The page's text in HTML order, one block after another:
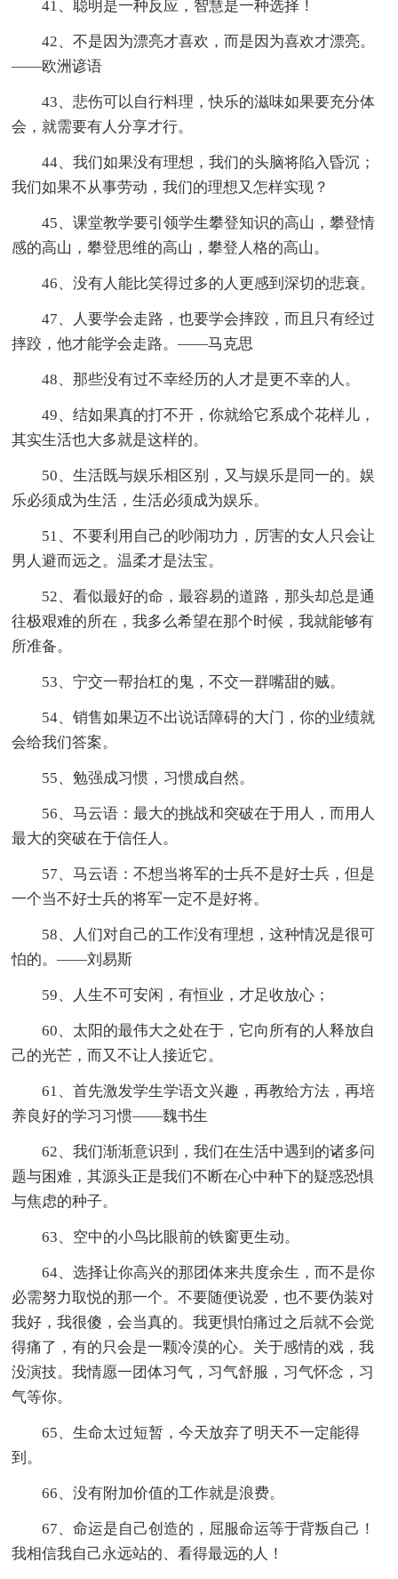
41、聪明是一种反应，智慧是一种选择！
42、不是因为漂亮才喜欢，而是因为喜欢才漂亮。
——欧洲谚语
43、悲伤可以自行料理，快乐的滋味如果要充分体
会，就需要有人分享才行。
44、我们如果没有理想，我们的头脑将陷入昏沉；
我们如果不从事劳动，我们的理想又怎样实现？
45、课堂教学要引领学生攀登知识的高山，攀登情
感的高山，攀登思维的高山，攀登人格的高山。
46、没有人能比笑得过多的人更感到深切的悲衰。
47、人要学会走路，也要学会摔跤，而且只有经过
摔跤，他才能学会走路。——马克思
48、那些没有过不幸经历的人才是更不幸的人。
49、结如果真的打不开，你就给它系成个花样儿，
其实生活也大多就是这样的。
50、生活既与娱乐相区别，又与娱乐是同一的。娱
乐必须成为生活，生活必须成为娱乐。
51、不要利用自己的吵闹功力，厉害的女人只会让
男人避而远之。温柔才是法宝。
52、看似最好的命，最容易的道路，那头却总是通
往极艰难的所在，我多么希望在那个时候，我就能够有
所准备。
53、宁交一帮抬杠的鬼，不交一群嘴甜的贼。
54、销售如果迈不出说话障碍的大门，你的业绩就
会给我们答案。
55、勉强成习惯，习惯成自然。
56、马云语：最大的挑战和突破在于用人，而用人
最大的突破在于信任人。
57、马云语：不想当将军的士兵不是好士兵，但是
一个当不好士兵的将军一定不是好将。
58、人们对自己的工作没有理想，这种情况是很可
怕的。——刘易斯
59、人生不可安闲，有恒业，才足收放心；
60、太阳的最伟大之处在于，它向所有的人释放自
己的光芒，而又不让人接近它。
61、首先激发学生学语文兴趣，再教给方法，再培
养良好的学习习惯——魏书生
62、我们渐渐意识到，我们在生活中遇到的诸多问
题与困难，其源头正是我们不断在心中种下的疑惑恐惧
与焦虑的种子。
63、空中的小鸟比眼前的铁窗更生动。
64、选择让你高兴的那团体来共度余生，而不是你
必需努力取悦的那一个。不要随便说爱，也不要伪装对
我好，我很傻，会当真的。我更惧怕痛过之后就不会觉
得痛了，有的只会是一颗冷漠的心。关于感情的戏，我
没演技。我情愿一团体习气，习气舒服，习气怀念，习
气等你。
65、生命太过短暂，今天放弃了明天不一定能得
到。
66、没有附加价值的工作就是浪费。
67、命运是自己创造的，屈服命运等于背叛自己！
我相信我自己永远站的、看得最远的人！